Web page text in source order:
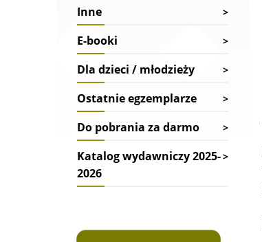
Inne
E-booki
Dla dzieci / młodzieży
Ostatnie egzemplarze
Do pobrania za darmo
Katalog wydawniczy 2025-
2026